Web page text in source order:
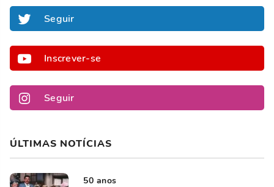
Seguir
Inscrever-se
Seguir
ÚLTIMAS NOTÍCIAS
50 anos